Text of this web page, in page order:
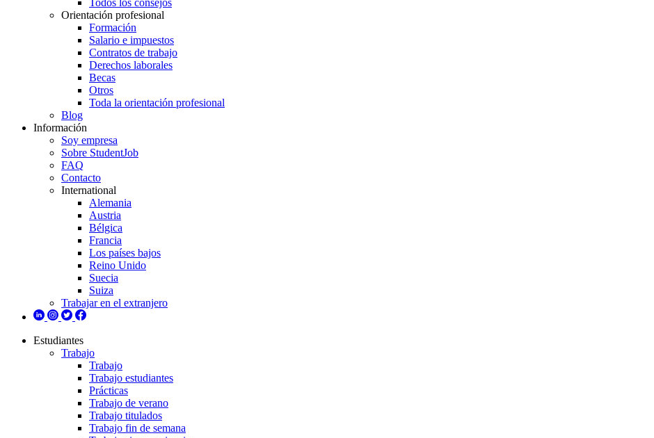
Todos los consejos
Orientación profesional
Formación
Salario e impuestos
Contratos de trabajo
Derechos laborales
Becas
Otros
Toda la orientación profesional
Blog
Información
Soy empresa
Sobre StudentJob
FAQ
Contacto
International
Alemania
Austria
Bélgica
Francia
Los países bajos
Reino Unido
Suecia
Suiza
Trabajar en el extranjero
Estudiantes
Trabajo
Trabajo
Trabajo estudiantes
Prácticas
Trabajo de verano
Trabajo titulados
Trabajo fin de semana